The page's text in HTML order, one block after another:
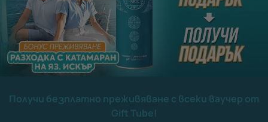
Получи безплатно преживяване с всеки ваучер от
Gift Tube!